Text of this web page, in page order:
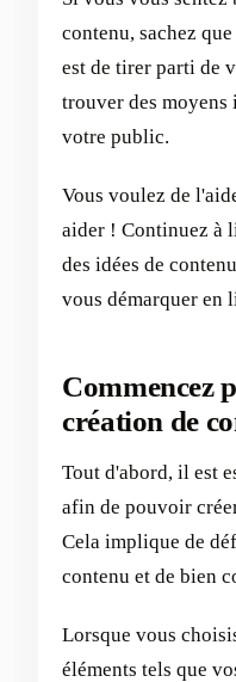
contenu, sachez
est de tirer parti de
trouver des moyens
votre public.
Vous voulez de
aider ! Continuez à
des idées de
vous démarquer en
Commencez
création de
Tout d'abord, il est
afin de pouvoir
Cela implique de
contenu et de bien
Lorsque vous
éléments tels que